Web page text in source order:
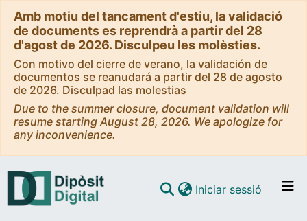
Amb motiu del tancament d'estiu, la validació
de documents es reprendrà a partir del 28
d'agost de 2026. Disculpeu les molèsties.
Con motivo del cierre de verano, la validación de
documentos se reanudará a partir del 28 de agosto
de 2026. Disculpad las molestias
Due to the summer closure, document validation will
resume starting August 28, 2026. We apologize for
any inconvenience.
Iniciar sessió (current)